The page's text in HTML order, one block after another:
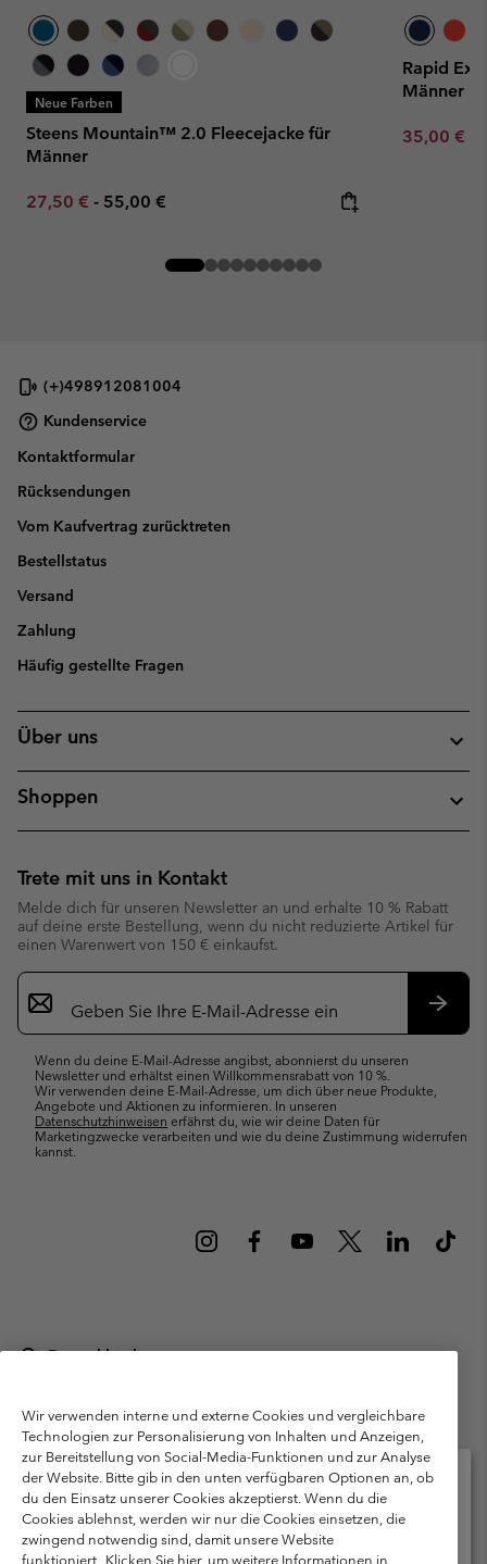
Neue Farben
Steens Mountain™ 2.0 Fleecejacke für
Männer
Minimum sale price:
27,50 € - Maximum price:
55,00 €
Rapid
Männer
Minimum
35,00 €
(+)498912081004
Kundenservice
Kontaktformular
Rücksendungen
Vom Kaufvertrag zurücktreten
Bestellstatus
Versand
Zahlung
Häufig gestellte Fragen
Über uns
Shoppen
Trete mit uns in Kontakt
Melde dich für unseren Newsletter an und erhalte 10 % Rabatt
auf deine erste Bestellung, wenn du nicht reduzierte Artikel für
einen Warenwert von 150 € einkaufst.
Newsletter-
Anmeldung
Wenn du deine E-Mail-Adresse angibst, abonnierst du unseren
Newsletter und erhältst einen Willkommensrabatt von 10 %.
Wir verwenden deine E-Mail-Adresse, um dich über neue Produkte,
Angebote und Aktionen zu informieren. In unseren
Datenschutzhinweisen erfährst du, wie wir deine Daten für
Marketingzwecke verarbeiten und wie du deine Zustimmung widerrufen
kannst.
Deutschland
München Deutschland. Alle Rechte vorbehalten.
Nutzungsbedingungen
Allgemeine Verkaufsbedingungen
Garantie
Datenschutzerklärung
Bestimmungen und Bedingungen des Mitglieder Programms
Nutzungsbedingungen Für Nutzergenerierte Inhalte
Wir verwenden interne und externe Cookies und vergleichbare
Technologien zur Personalisierung von Inhalten und Anzeigen,
zur Bereitstellung von Social-Media-Funktionen und zur Analyse
der Website. Bitte gib in den unten verfügbaren Optionen an, ob
du den Einsatz unserer Cookies akzeptierst. Wenn du die
Cookies ablehnst, werden wir nur die Cookies einsetzen, die
zwingend notwendig sind, damit unsere Website
funktioniert. Klicken Sie hier, um weitere Informationen in
Bitte wählen Sie Ihr Lieferland und Ihre Sprache
Online-Einkauf verfügbar